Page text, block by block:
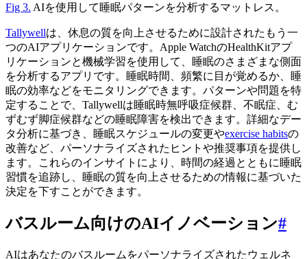
Fig 3. AIを使用して睡眠パターンを分析するマットレス。
Tallywellは、休息の質を向上させるために設計されたもう一
つのAIアプリケーションです。Apple WatchのHealthKitアプ
リケーションと機械学習を使用して、睡眠のさまざまな側面
を分析するアプリです。睡眠時間、頻繁に目が覚めるか、睡
眠の効率などをモニタリングできます。パターンや問題を特
定することで、Tallywellは睡眠時無呼吸症候群、不眠症、む
ずむず脚症候群などの睡眠障害を検出できます。詳細なデー
タ分析に基づき、睡眠スケジュールの変更やexercise habitsの
改善など、パーソナライズされたヒントや推奨事項を提供し
ます。これらのインサイトにより、時間の経過とともに睡眠
習慣を追跡し、睡眠の質を向上させるための情報に基づいた
決定を下すことができます。
バスルーム向けのAIイノベーション#
AIはあなたのバスルームをパーソナライズされたウェルネ